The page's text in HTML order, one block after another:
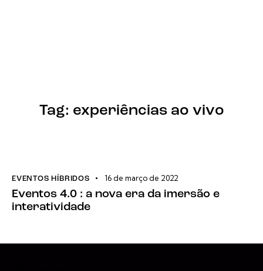
Tag: experiências ao vivo
EVENTOS HÍBRIDOS 16 de março de 2022
Eventos 4.0 : a nova era da imersão e
interatividade